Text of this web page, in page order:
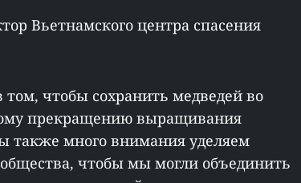
Вьетнамского центра спасения
том, чтобы сохранить медведей во
прекращению выращивания
также много внимания уделяем
чтобы мы могли объединить